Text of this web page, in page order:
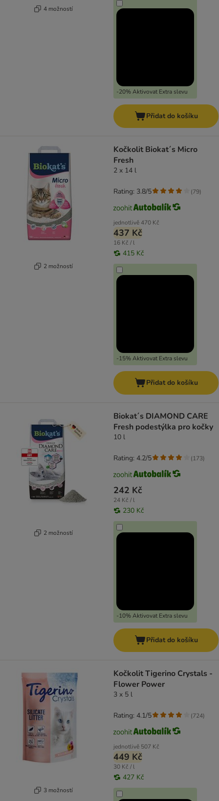
4 možností
-20% Aktivovat Extra slevu
Přidat do košíku
2 možností
Kočkolit Biokat´s Micro
Fresh
2 x 14 l
jednotlivě470 Kč
437 Kč
16 Kč / l
415 Kč
-15% Aktivovat Extra slevu
Rating: 3.8/5 (79)
Přidat do košíku
2 možností
Biokat´s DIAMOND CARE
Fresh podestýlka pro kočky
10 l
242 Kč
24 Kč / l
230 Kč
-10% Aktivovat Extra slevu
Rating: 4.2/5 (173)
Přidat do košíku
3 možností
Kočkolit Tigerino Crystals -
Flower Power
3 x 5 l
jednotlivě 507 Kč
449 Kč
30 Kč / l
427 Kč
Rating: 4.1/5 (724)